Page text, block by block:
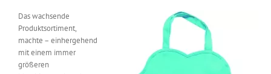
Das wachsende
Produktsortiment,
machte – einhergehend
mit einem immer
größeren